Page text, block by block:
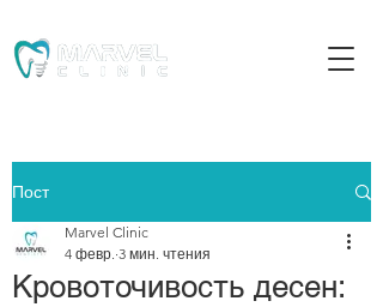
Пост
Кровоточивость десен:
Marvel Clinic
4 февр. 3 мин. чтения